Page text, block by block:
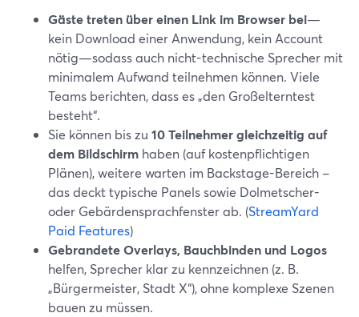
Gäste treten über einen Link im Browser bei—
kein Download einer Anwendung, kein Account
nötig—sodass auch nicht-technische Sprecher mit
minimalem Aufwand teilnehmen können. Viele
Teams berichten, dass es „den Großelterntest
besteht“.
Sie können bis zu 10 Teilnehmer gleichzeitig auf
dem Bildschirm haben (auf kostenpflichtigen
Plänen), weitere warten im Backstage-Bereich –
das deckt typische Panels sowie Dolmetscher-
oder Gebärdensprachfenster ab. (StreamYard
Paid Features)
Gebrandete Overlays, Bauchbinden und Logos
helfen, Sprecher klar zu kennzeichnen (z. B.
„Bürgermeister, Stadt X“), ohne komplexe Szenen
bauen zu müssen.